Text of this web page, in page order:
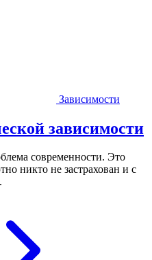
Зависимости
зависимости
современности. Это
никто не застрахован и с